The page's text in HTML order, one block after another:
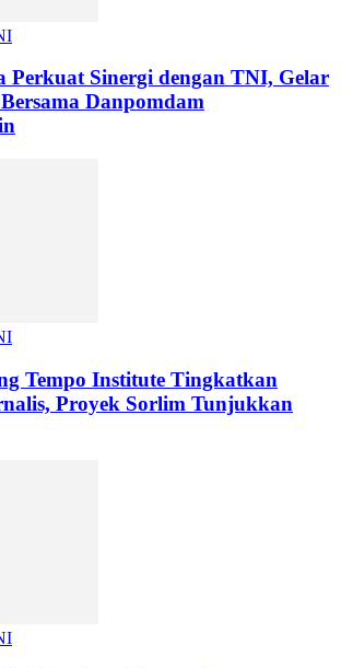
Perkuat Sinergi dengan TNI, Gelar
Danpomdam
Tempo Institute Tingkatkan
Proyek Sorlim Tunjukkan